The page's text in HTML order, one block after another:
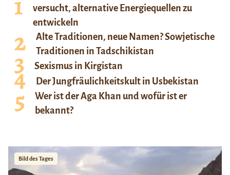
versucht, alternative Energiequellen zu
entwickeln
Alte Traditionen, neue Namen? Sowjetische
Traditionen in Tadschikistan
Sexismus in Kirgistan
Der Jungfräulichkeitskult in Usbekistan
Wer ist der Aga Khan und wofür ist er
bekannt?
Bild des Tages